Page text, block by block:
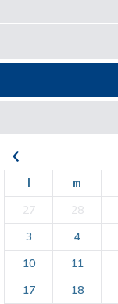
‹
m
27 28
3
4
10
11
17
18